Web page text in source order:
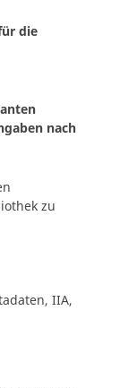
die
nach
zu
IIA,